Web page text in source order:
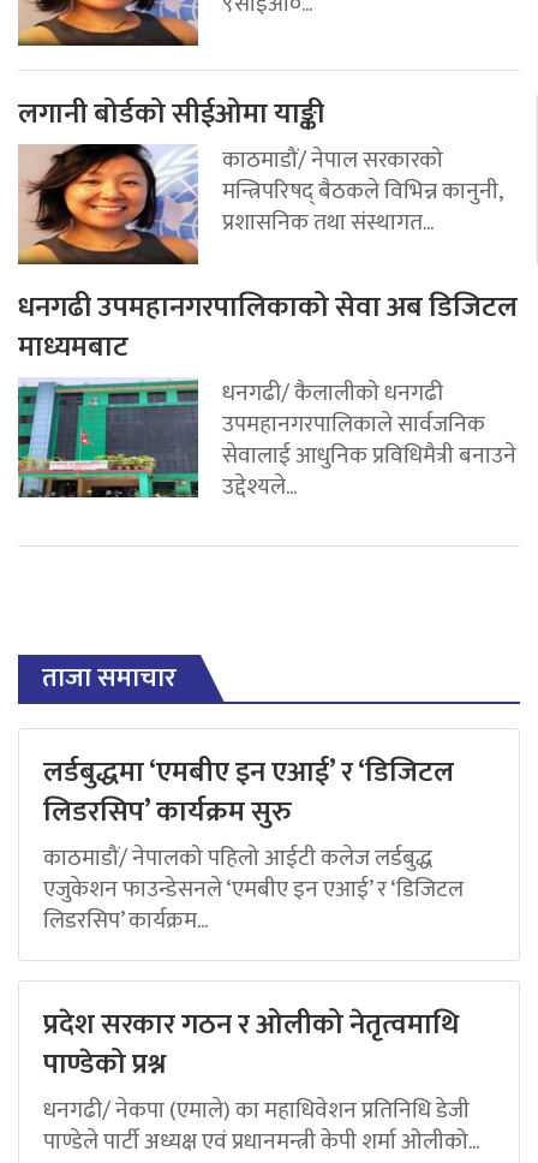
लगानी बोर्डको सीईओमा याङ्की
काठमाडौं/ नेपाल सरकारको
मन्त्रिपरिषद् बैठकले विभिन्न कानुनी,
प्रशासनिक तथा संस्थागत...
धनगढी उपमहानगरपालिकाको सेवा अब डिजिटल
माध्यमबाट
धनगढी/ कैलालीको धनगढी
उपमहानगरपालिकाले सार्वजनिक
सेवालाई आधुनिक प्रविधिमैत्री बनाउने
उद्देश्यले...
ताजा समाचार
लर्डबुद्धमा ‘एमबीए इन एआई’ र ‘डिजिटल
लिडरसिप’ कार्यक्रम सुरु
काठमाडौं/ नेपालको पहिलो आईटी कलेज लर्डबुद्ध
एजुकेशन फाउन्डेसनले ‘एमबीए इन एआई’ र ‘डिजिटल
लिडरसिप’ कार्यक्रम...
प्रदेश सरकार गठन र ओलीको नेतृत्वमाथि
पाण्डेको प्रश्न
धनगढी/ नेकपा (एमाले) का महाधिवेशन प्रतिनिधि डेजी
पाण्डेले पार्टी अध्यक्ष एवं प्रधानमन्त्री केपी शर्मा ओलीको...